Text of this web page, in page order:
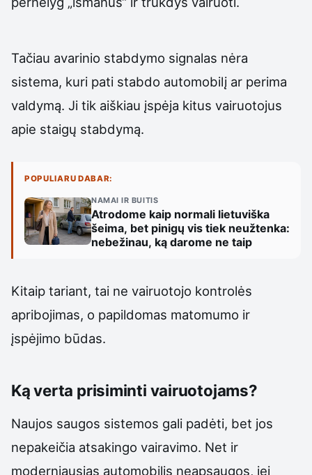
Tačiau avarinio stabdymo signalas nėra
sistema, kuri pati stabdo automobilį ar perima
valdymą. Ji tik aiškiau įspėja kitus vairuotojus
apie staigų stabdymą.
POPULIARU DABAR:
NAMAI IR BUITIS
Atrodome kaip normali lietuviška
šeima, bet pinigų vis tiek neužtenka:
nebežinau, ką darome ne taip
Kitaip tariant, tai ne vairuotojo kontrolės
apribojimas, o papildomas matomumo ir
įspėjimo būdas.
Ką verta prisiminti vairuotojams?
Naujos saugos sistemos gali padėti, bet jos
nepakeičia atsakingo vairavimo. Net ir
moderniausias automobilis neapsaugos, jei